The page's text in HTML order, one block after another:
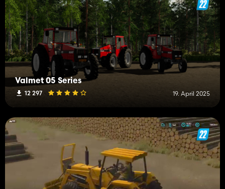
Valmet 05 Series
12 297 19. April 2025